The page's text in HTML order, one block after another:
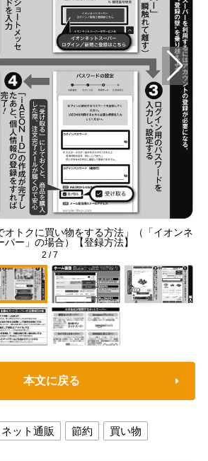
オトクに買い物をする方法」（「イオンネ
パー」の場合）【登録方法】
2 /7
本文に戻る
ネット通販 節約 買い物